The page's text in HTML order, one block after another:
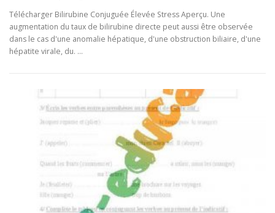
Télécharger Bilirubine Conjuguée Élevée Stress Aperçu. Une
augmentation du taux de bilirubine directe peut aussi être observée
dans le cas d'une anomalie hépatique, d'une obstruction biliaire, d'une
hépatite virale, du. …